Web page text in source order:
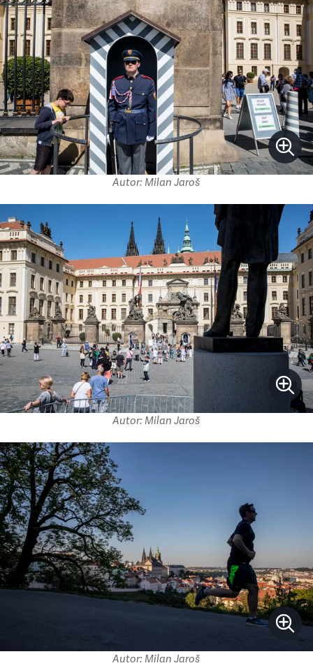
Autor: Milan Jaroš
Autor: Milan Jaroš
Autor: Milan Jaroš